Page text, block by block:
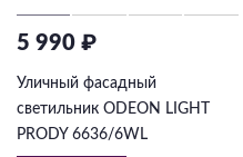
5 990 ₽
Уличный фасадный
светильник ODEON LIGHT
PRODY 6636/6WL